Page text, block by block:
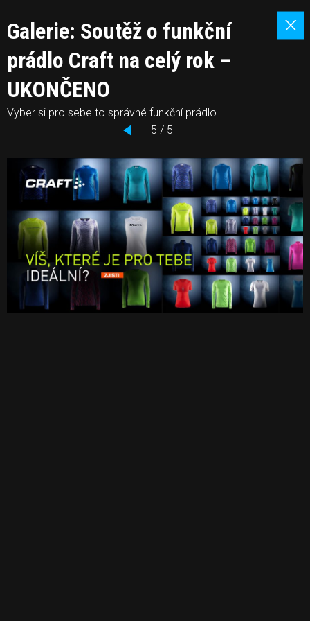
Galerie: Soutěž o funkční
prádlo Craft na celý rok –
UKONČENO
Vyber si pro sebe to správné funkční prádlo
5 / 5